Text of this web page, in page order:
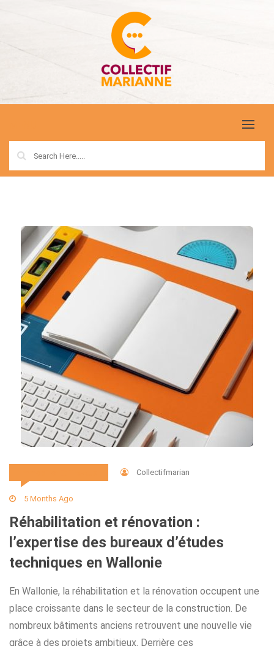
Collectifmarian
5 Months Ago
Réhabilitation et rénovation :
l’expertise des bureaux d’études
techniques en Wallonie
En Wallonie, la réhabilitation et la rénovation occupent une
place croissante dans le secteur de la construction. De
nombreux bâtiments anciens retrouvent une nouvelle vie
grâce à des projets ambitieux. Derrière ces